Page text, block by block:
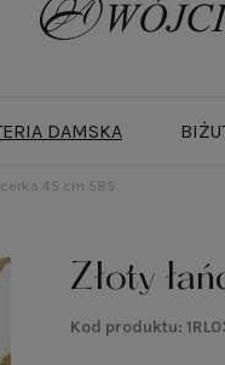
DAMSKA
45 cm 585
Złoty
Kod produktu: